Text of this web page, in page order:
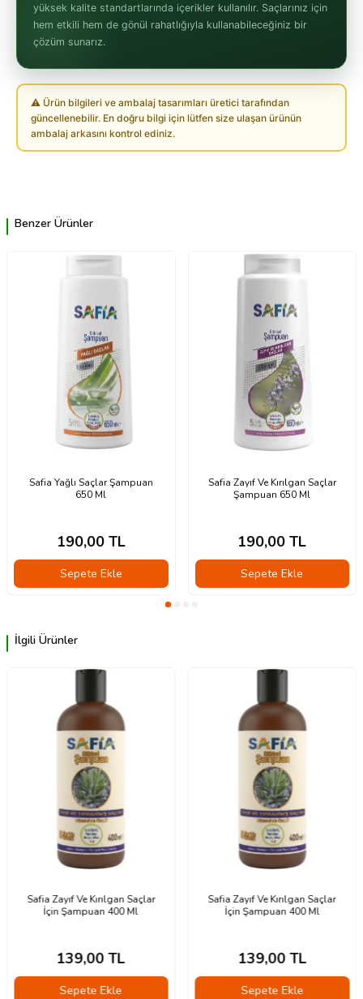
yüksek kalite standartlarında içerikler kullanılır. Saçlarınız için
hem etkili hem de gönül rahatlığıyla kullanabileceğiniz bir
çözüm sunarız.
⚠ Ürün bilgileri ve ambalaj tasarımları üretici tarafından
güncellenebilir. En doğru bilgi için lütfen size ulaşan ürünün
ambalaj arkasını kontrol ediniz.
Benzer Ürünler
Safia Yağlı Saçlar Şampuan
650 Ml
190,00TL
Sepete Ekle
Safia Zayıf Ve Kırılgan Saçlar
Şampuan 650 Ml
190,00 TL
Sepete Ekle
İlgili Ürünler
Safia Zayıf Ve Kırılgan Saçlar
İçin Şampuan 400 Ml
139,00TL
Sepete Ekle
Safia Zayıf Ve Kırılgan Saçlar
İçin Şampuan 400 Ml
139,00TL
Sepete Ekle